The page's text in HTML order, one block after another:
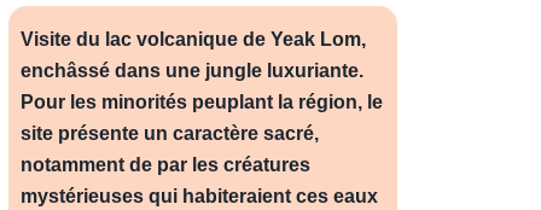
Visite du lac volcanique de Yeak Lom,
enchâssé dans une jungle luxuriante.
Pour les minorités peuplant la région, le
site présente un caractère sacré,
notamment de par les créatures
mystérieuses qui habiteraient ces eaux